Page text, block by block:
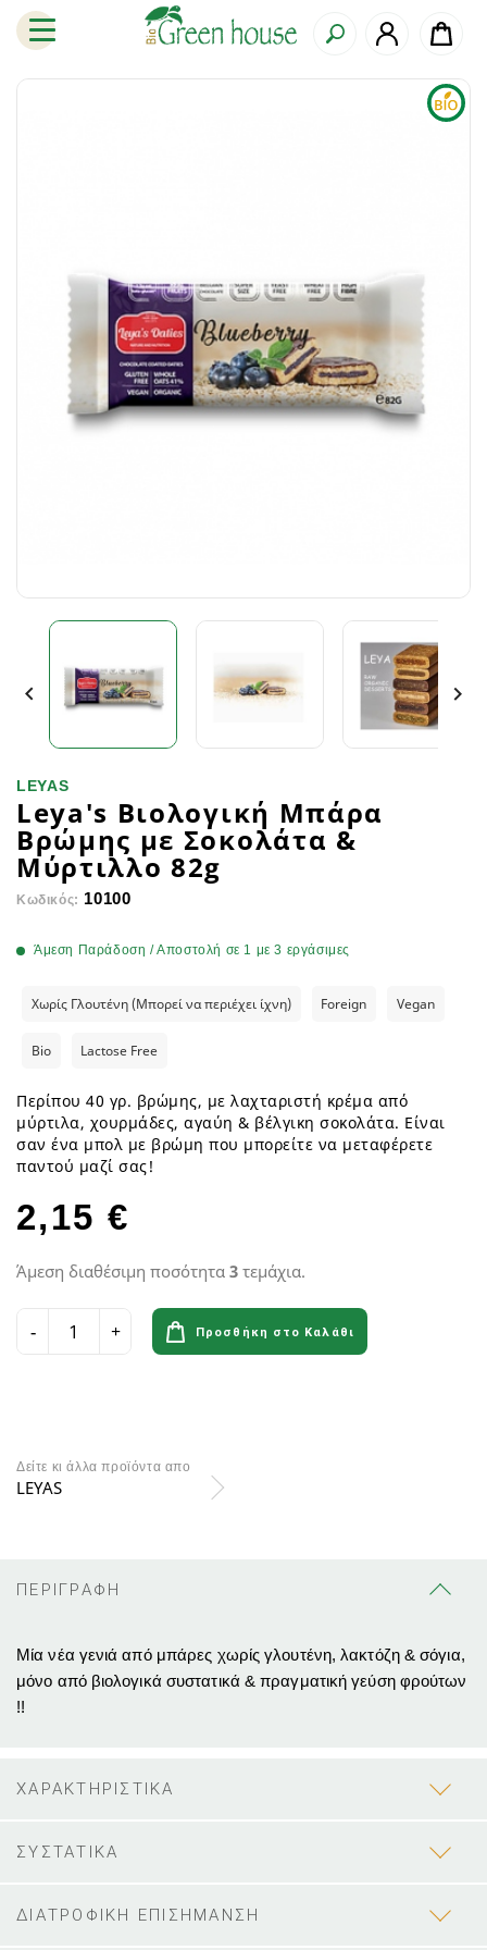
 
LEYAS
Leya's Βιολογική Μπάρα
Βρώμης με Σοκολάτα &
Μύρτιλλο 82g
Κωδικός: 10100
Άμεση Παράδοση / Αποστολή σε 1 με 3 εργάσιμες
Χωρίς Γλουτένη (Μπορεί να περιέχει ίχνη) Foreign Vegan
Bio Lactose Free
Περίπου 40 γρ. βρώμης, με λαχταριστή κρέμα από
μύρτιλα, χουρμάδες, αγαύη & βέλγικη σοκολάτα. Είναι
σαν ένα μπολ με βρώμη που μπορείτε να μεταφέρετε
παντού μαζί σας!
2,15 €
Άμεση διαθέσιμη ποσότητα 3 τεμάχια.
Προσθήκη στο Καλάθι
Δείτε κι άλλα προϊόντα απο
LEYAS
ΠΕΡΙΓΡΑΦΗ
Μία νέα γενιά από μπάρες χωρίς γλουτένη, λακτόζη & σόγια,
μόνο από βιολογικά συστατικά & πραγματική γεύση φρούτων
!!
ΧΑΡΑΚΤΗΡΙΣΤΙΚΑ
ΣΥΣΤΑΤΙΚΑ
ΔΙΑΤΡΟΦΙΚΗ ΕΠΙΣΗΜΑΝΣΗ